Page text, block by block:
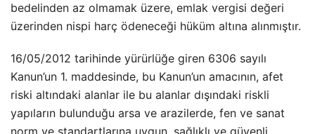
bedelinden az olmamak üzere, emlak vergisi değeri
üzerinden nispi harç ödeneceği hüküm altına alınmıştır.
16/05/2012 tarihinde yürürlüğe giren 6306 sayılı
Kanun’un 1. maddesinde, bu Kanun’un amacının, afet
riski altındaki alanlar ile bu alanlar dışındaki riskli
yapıların bulunduğu arsa ve arazilerde, fen ve sanat
norm ve standartlarına uygun, sağlıklı ve güvenli